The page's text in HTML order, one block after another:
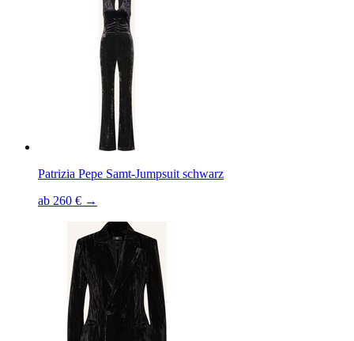
Patrizia Pepe Samt-Jumpsuit schwarz
ab 260 € →